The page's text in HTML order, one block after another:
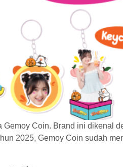
Coin. Brand ini dikenal
2025, Gemoy Coin sudah